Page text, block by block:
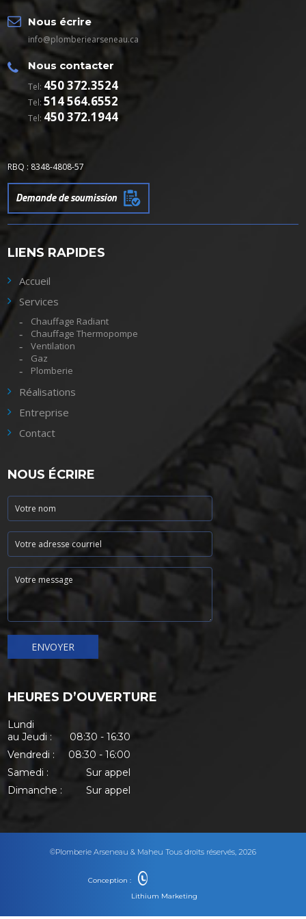
Nous écrire
info@plomberiearseneau.ca
Nous contacter
Tel: 450 372.3524
Tel:514 564.6552
Tel: 450 372.1944
RBQ : 8348-4808-57
Demande de soumission
LIENS RAPIDES
Accueil
Services
Chauffage Radiant
Chauffage Thermopompe
Ventilation
Gaz
Plomberie
Réalisations
Entreprise
Contact
NOUS ÉCRIRE
HEURES D’OUVERTURE
Lundi
au Jeudi :
08:30 - 16:30
Vendredi :
08:30 - 16:00
Samedi :
Sur appel
Dimanche :
Sur appel
©Plomberie Arseneau & Maheu Tous droits réservés, 2026
Conception :
Lithium Marketing